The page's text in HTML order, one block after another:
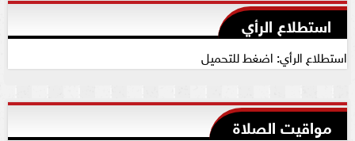
استطلاع الرأي
استطلاع الرأي: اضغط للتحميل
مواقيت الصلاة